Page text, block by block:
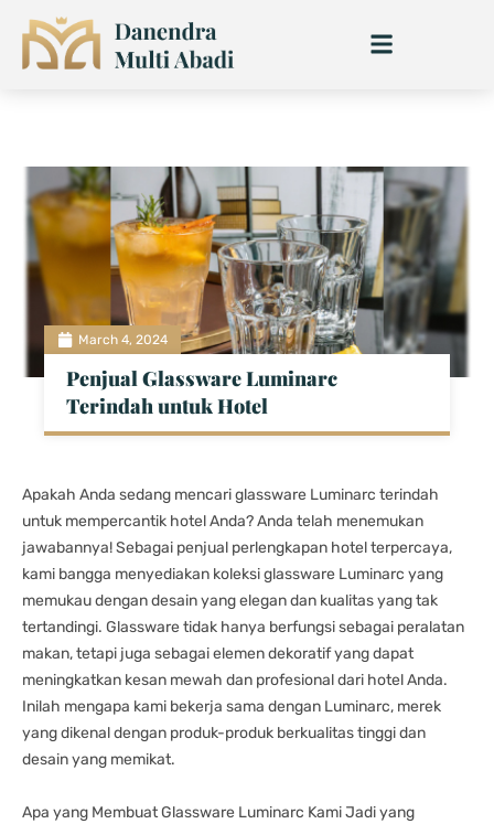
content
March 4, 2024
Penjual Glassware Luminarc
Terindah untuk Hotel
Apakah Anda sedang mencari glassware Luminarc terindah
untuk mempercantik hotel Anda? Anda telah menemukan
jawabannya! Sebagai penjual perlengkapan hotel terpercaya,
kami bangga menyediakan koleksi glassware Luminarc yang
memukau dengan desain yang elegan dan kualitas yang tak
tertandingi. Glassware tidak hanya berfungsi sebagai peralatan
makan, tetapi juga sebagai elemen dekoratif yang dapat
meningkatkan kesan mewah dan profesional dari hotel Anda.
Inilah mengapa kami bekerja sama dengan Luminarc, merek
yang dikenal dengan produk-produk berkualitas tinggi dan
desain yang memikat.
Apa yang Membuat Glassware Luminarc Kami Jadi yang